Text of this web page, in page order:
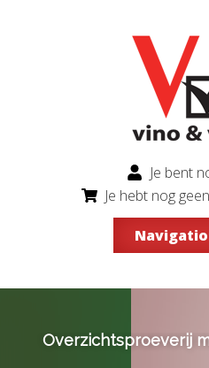
Je bent
Je hebt nog
Overzichtsproeverij